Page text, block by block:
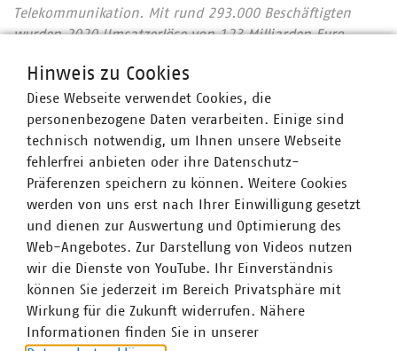
Telekommunikation. Mit rund 293.000 Beschäftigten
wurden 2020 Umsatzerlöse von 123 Milliarden Euro
Im Endkundensegment haben die VKU-
Mitgliedsunternehmen signifikante Marktanteile in
zentralen Ver- und Entsorgungsbereichen: Strom 66
Prozent, Gas 60 Prozent, Wärme 88 Prozent, Trinkwasser
89 Prozent, Abwasser 45 Prozent. Die kommunale
Abfallwirtschaft entsorgt jeden Tag 31.500 Tonnen Abfall
und hat seit 1990 rund 76 Prozent ihrer CO2-Emissionen
eingespart – damit ist sie der Hidden Champion des
Klimaschutzes. Immer mehr Mitgliedsunternehmen
engagieren sich im Breitbandausbau: 206 Unternehmen
investieren pro Jahr über 957 Millionen Euro. Künftig
wollen 80 Prozent der kommunalen Unternehmen den
Mobilfunkunternehmen Anschlüsse für Antennen an ihr
Hinweis zu Cookies
Diese Webseite verwendet Cookies, die
personenbezogene Daten verarbeiten. Einige sind
technisch notwendig, um Ihnen unsere Webseite
fehlerfrei anbieten oder ihre Datenschutz-
Präferenzen speichern zu können. Weitere Cookies
werden von uns erst nach Ihrer Einwilligung gesetzt
und dienen zur Auswertung und Optimierung des
Web-Angebotes. Zur Darstellung von Videos nutzen
wir die Dienste von YouTube. Ihr Einverständnis
können Sie jederzeit im Bereich Privatsphäre mit
Wirkung für die Zukunft widerrufen. Nähere
Informationen finden Sie in unserer